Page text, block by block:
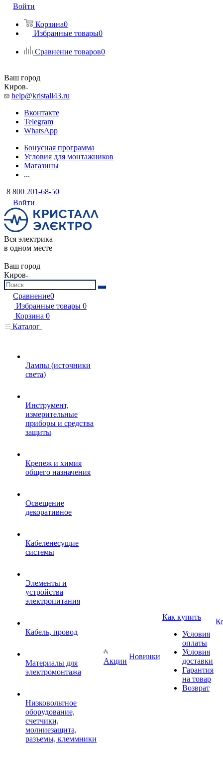
Войти
Корзина0
Избранные товары0
Сравнение товаров0
Ваш город
Киров
help@kristall43.ru
Вконтакте
Telegram
WhatsApp
Бонусная программа
Условия для монтажников
Магазины
...
8 800 201-68-50
Войти
Вся электрика
в одном месте
Ваш город
Киров
Сравнение0
Избранные товары 0
Корзина 0
Каталог
Лампы (источники
света)
Инструмент,
измерительные
приборы и средства
защиты
Крепеж и химия
общего назначения
Освещение
декоративное
Кабеленесущие
системы
Элементы и
устройства
электропитания
Кабель, провод
Материалы для
электромонтажа
Низковольтное
оборудование,
счетчики,
молниезащита,
разъемы, клеммники
Акции
Новинки
Как купить
Условия
оплаты
Условия
доставки
Гарантия
на товар
Возврат